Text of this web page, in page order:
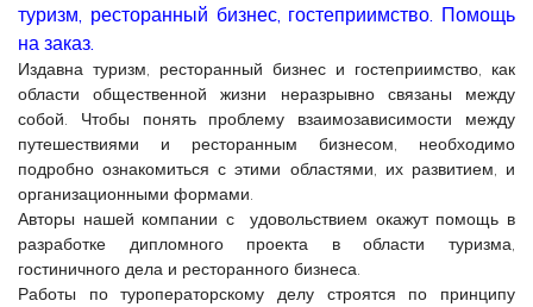
туризм, ресторанный бизнес, гостеприимство. Помощь
на заказ.
Издавна туризм, ресторанный бизнес и гостеприимство, как
области общественной жизни неразрывно связаны между
собой. Чтобы понять проблему взаимозависимости между
путешествиями и ресторанным бизнесом, необходимо
подробно ознакомиться с этими областями, их развитием, и
организационными формами.
Авторы нашей компании с удовольствием окажут помощь в
разработке дипломного проекта в области туризма,
гостиничного дела и ресторанного бизнеса.
Работы по туроператорскому делу строятся по принципу